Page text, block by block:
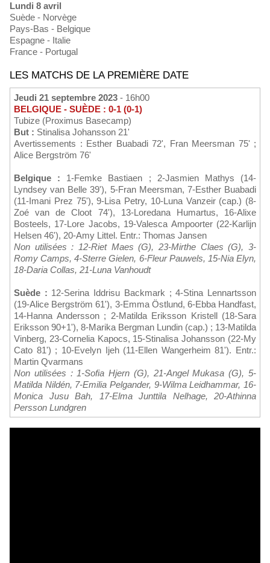
Lundi 8 avril
Suède - Norvège
Pays-Bas - Belgique
Espagne - Italie
France - Portugal
LES MATCHS DE LA PREMIÈRE DATE
Jeudi 21 septembre 2023 - 16h00
BELGIQUE - SUÈDE : 0-1 (0-1)
Tubize (Proximus Basecamp)
But : Stinalisa Johansson 21'
Avertissements : Esther Buabadi 72', Fran Meersman 75' ;
Alice Bergström 76'
Belgique : 1-Femke Bastiaen ; 2-Jasmien Mathys (14-
Lyndsey van Belle 39'), 5-Fran Meersman, 7-Esther Buabadi
(11-Imani Prez 75'), 9-Lisa Petry, 10-Luna Vanzeir (cap.) (8-
Zoé van de Cloot 74'), 13-Loredana Humartus, 16-Alixe
Bosteels, 17-Lore Jacobs, 19-Valesca Ampoorter (22-Karlijn
Helsen 46'), 20-Amy Littel. Entr.: Thomas Jansen
Non utilisées : 12-Riet Maes (G), 23-Mirthe Claes (G), 3-
Romy Camps, 4-Sterre Gielen, 6-Fleur Pauwels, 15-Nia Elyn,
18-Daria Collas, 21-Luna Vanhoudt
Suède : 12-Serina Iddrisu Backmark ; 4-Stina Lennartsson
(19-Alice Bergström 61'), 3-Emma Östlund, 6-Ebba Handfast,
14-Hanna Andersson ; 2-Matilda Eriksson Kristell (18-Sara
Eriksson 90+1'), 8-Marika Bergman Lundin (cap.) ; 13-Matilda
Vinberg, 23-Cornelia Kapocs, 15-Stinalisa Johansson (22-My
Cato 81') ; 10-Evelyn Ijeh (11-Ellen Wangerheim 81'). Entr.:
Martin Qvarmans
Non utilisées : 1-Sofia Hjern (G), 21-Angel Mukasa (G), 5-
Matilda Nildén, 7-Emilia Pelgander, 9-Wilma Leidhammar, 16-
Monica Jusu Bah, 17-Elma Junttila Nelhage, 20-Athinna
Persson Lundgren